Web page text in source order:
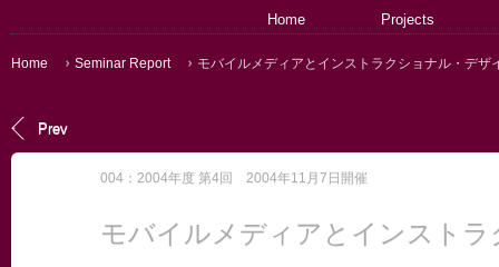
Home Projects
Home Seminar Report モバイルメディアとインストラクショナル・デザ
Prev
004：2004年度 第4回 2004年11月7日開催
モバイルメディアとインスト